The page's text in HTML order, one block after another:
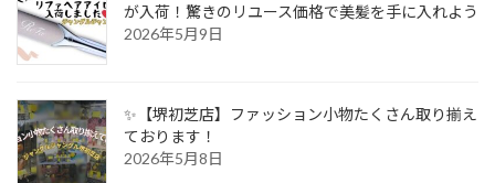
が入荷！驚きのリユース価格で美髪を手に入れよう
2026年5月9日
✨【堺初芝店】ファッション小物たくさん取り揃え
ております！
2026年5月8日